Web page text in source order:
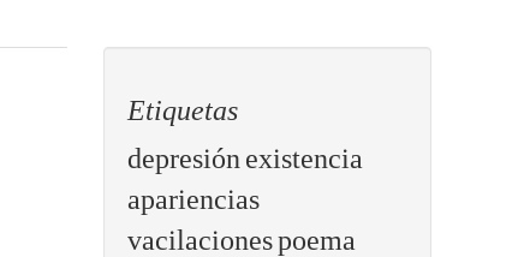
Etiquetas
depresión existencia
apariencias
vacilacionespoema